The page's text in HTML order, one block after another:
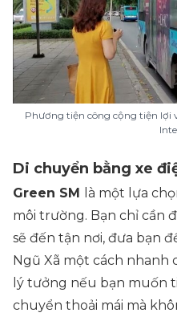
Phương tiện công cộng tiện lợi
Di chuyển bằng xe
Green SM là một lựa
môi trường. Bạn chỉ cần
sẽ đến tận nơi, đưa bạn
Ngũ Xã một cách nhanh
lý tưởng nếu bạn muốn
chuyển thoải mái mà